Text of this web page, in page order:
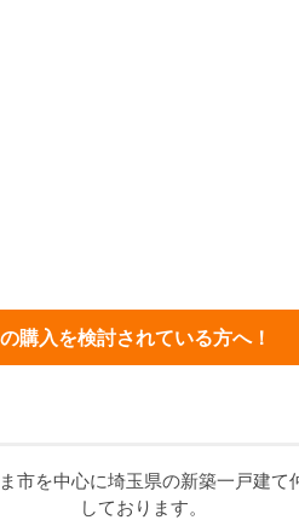
購入を検討されている方へ！
市を中心に埼玉県の新築一戸建て
しております。